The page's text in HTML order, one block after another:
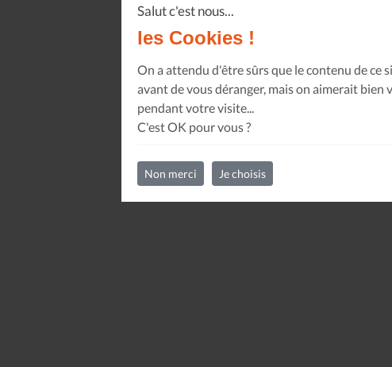
Salut c'est nous...
les Cookies !
On a attendu d'être sûrs que le contenu de ce
avant de vous déranger, mais on aimerait bien
pendant votre visite...
C'est OK pour vous ?
Non merci Je choisis